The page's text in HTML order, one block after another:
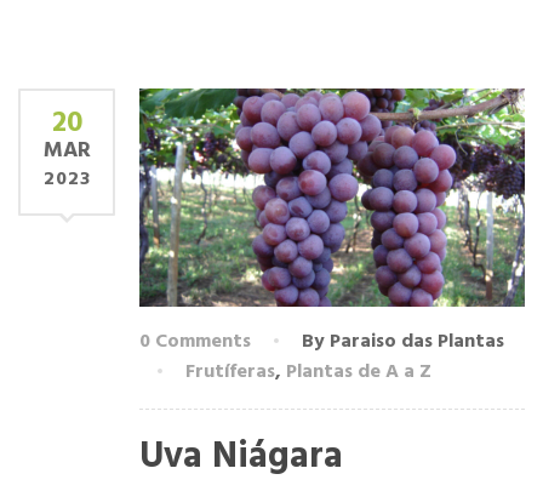
20
MAR
2023
0 Comments
By Paraiso das Plantas
Frutíferas, Plantas de A a Z
Uva Niágara